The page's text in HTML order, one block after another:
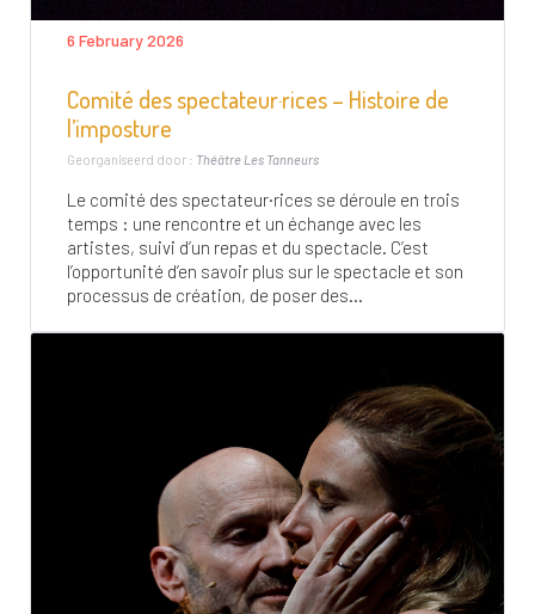
6 February 2026
Comité des spectateur·rices – Histoire de
l’imposture
Georganiseerd door : Théâtre Les Tanneurs
Le comité des spectateur·rices se déroule en trois
temps : une rencontre et un échange avec les
artistes, suivi d’un repas et du spectacle. C’est
l’opportunité d’en savoir plus sur le spectacle et son
processus de création, de poser des...